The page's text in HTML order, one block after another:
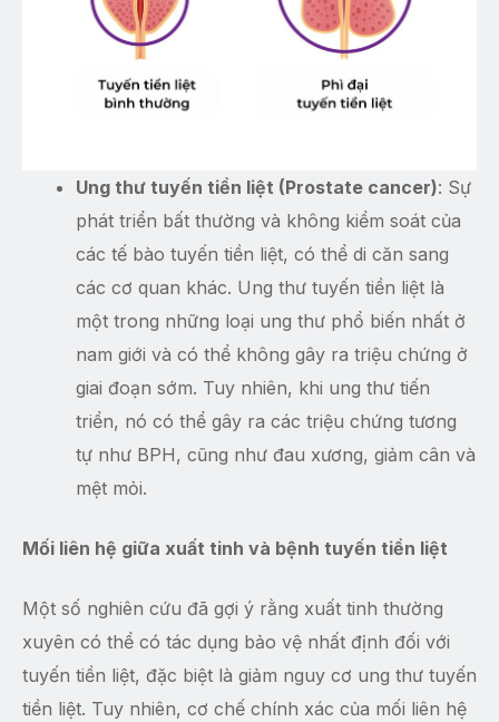
Ung thư tuyến tiền liệt (Prostate cancer): Sự
phát triển bất thường và không kiểm soát của
các tế bào tuyến tiền liệt, có thể di căn sang
các cơ quan khác. Ung thư tuyến tiền liệt là
một trong những loại ung thư phổ biến nhất ở
nam giới và có thể không gây ra triệu chứng ở
giai đoạn sớm. Tuy nhiên, khi ung thư tiến
triển, nó có thể gây ra các triệu chứng tương
tự như BPH, cũng như đau xương, giảm cân và
mệt mỏi.
Mối liên hệ giữa xuất tinh và bệnh tuyến tiền liệt
Một số nghiên cứu đã gợi ý rằng xuất tinh thường
xuyên có thể có tác dụng bảo vệ nhất định đối với
tuyến tiền liệt, đặc biệt là giảm nguy cơ ung thư tuyến
tiền liệt. Tuy nhiên, cơ chế chính xác của mối liên hệ